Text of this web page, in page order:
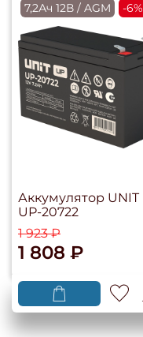
7,2Ач 12В / AGM -6%
Аккумулятор UNIT
UP-20722
1 923 ₽
1 808 ₽